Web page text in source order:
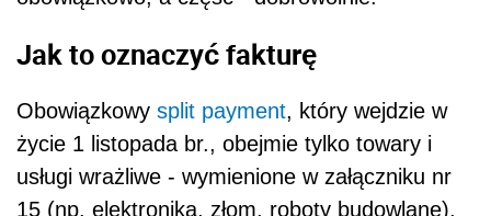
Jak to oznaczyć fakturę
Obowiązkowy split payment, który wejdzie w
życie 1 listopada br., obejmie tylko towary i
usługi wrażliwe - wymienione w załączniku nr
15 (np. elektronika, złom, roboty budowlane).